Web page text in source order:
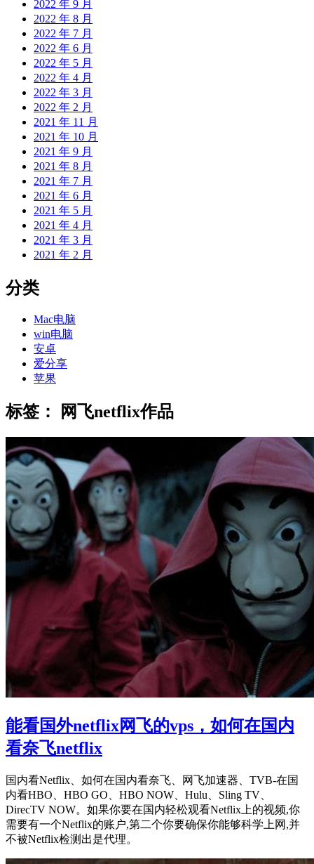
2022 年 9 月
2022 年 8 月
2022 年 7 月
2022 年 6 月
2022 年 5 月
2022 年 4 月
2022 年 3 月
2022 年 2 月
2021 年 11 月
2021 年 10 月
2021 年 9 月
2021 年 8 月
2021 年 7 月
2021 年 6 月
2021 年 5 月
2021 年 4 月
2021 年 3 月
2021 年 2 月
分类
Mac电脑
win电脑
安卓
爱分享
苹果
标签： 网飞netflix作品
能看国外netflix网飞的vps，如何在国内
看奈飞netflix
国内看Netflix、如何在国内看奈飞、网飞加速器、TVB-在国
内看HBO、HBO GO、HBO NOW、Hulu、Sling TV、
DirecTV NOW。如果你要在国内轻松观看Netflix上的视频,你
需要有一个Netflix的账户,第二个你要确保你能够科学上网,并
不被Netflix检测出是代理。